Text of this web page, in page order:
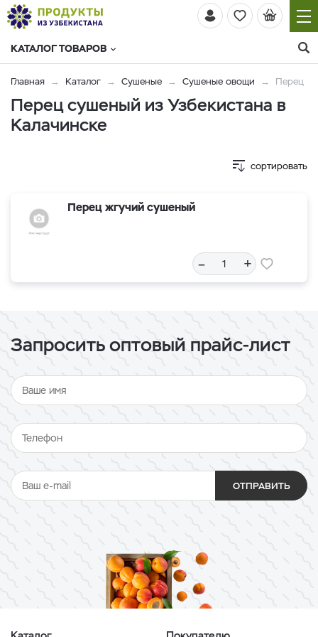
КАТАЛОГ ТОВАРОВ
Главная Каталог Сушеные Сушеные овощи Перец
Перец сушеный из Узбекистана в
Калачинске
сортировать
Перец жгучий сушеный
– +
Запросить оптовый прайс-лист
ОТПРАВИТЬ